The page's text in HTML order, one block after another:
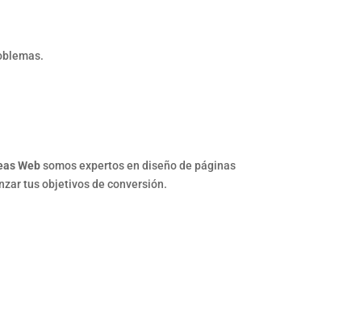
Websomos expertos en diseño de páginas
tus objetivos de conversión.